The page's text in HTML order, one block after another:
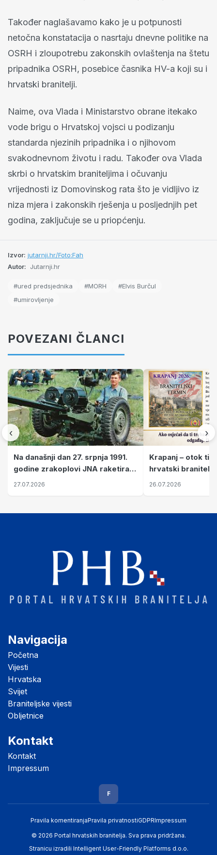
Također naglašavamo kako je u potpunosti
netočna konstatacija o nasrtaju dnevne politike na
OSRH i zloupotrebu zakonskih ovlaštenja na štetu
pripadnika OSRH, posebice časnika HV-a koji su i
hrvatski branitelji.
Naime, ova Vlada i Ministarstvo obrane itekako
vode brigu o Hrvatskoj vojsci u podizanju
standarda njezinih pripadnika i o njihovom
svakodnevnom životu i radu. Također ova Vlada
skrbi o hrvatskim braniteljima i očuvanju
vrijednosti iz Domovinskog rata što je vidljivo iz
niza mjera i zakonskih rješenja u posljednjih pet
godina, zaključuje se u priopćenju.
Izvor: jutarnji.hr/Foto:Fah
Autor:
Jutarnji.hr
#ured predsjednika #MORH
#Elvis Burčul
#umirovljenje
POVEZANI ČLANCI
‹
Na današnji dan 27. srpnja 1991.
godine zrakoplovi JNA raketirali
su vojarnu i obučni centar "Nikola
27.07.2026
Krapanj – otok
hrvatski branitelji
pronalaze mir
26.07.2026
›
Navigacija
Početna
Vijesti
Hrvatska
Svijet
Braniteljske vijesti
Obljetnice
Kontakt
Kontakt
Impressum
F
Pravila komentiranjaPravila privatnostiGDPRImpressum
© 2026 Portal hrvatskih branitelja. Sva prava pridržana.
Stranicu izradili Intelligent User-Friendly Platforms d.o.o.